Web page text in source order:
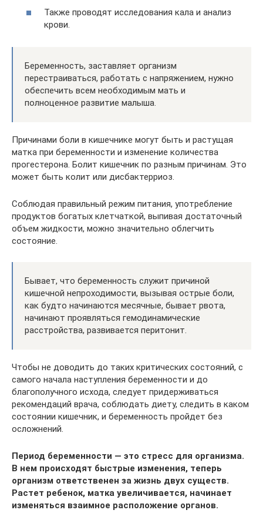
Также проводят исследования кала и анализ
крови.
Беременность, заставляет организм
перестраиваться, работать с напряжением, нужно
обеспечить всем необходимым мать и
полноценное развитие малыша.
Причинами боли в кишечнике могут быть и растущая
матка при беременности и изменение количества
прогестерона. Болит кишечник по разным причинам. Это
может быть колит или дисбактерриоз.
Соблюдая правильный режим питания, употребление
продуктов богатых клетчаткой, выпивая достаточный
объем жидкости, можно значительно облегчить
состояние.
Бывает, что беременность служит причиной
кишечной непроходимости, вызывая острые боли,
как будто начинаются месячные, бывает рвота,
начинают проявляться гемодинамические
расстройства, развивается перитонит.
Чтобы не доводить до таких критических состояний, с
самого начала наступления беременности и до
благополучного исхода, следует придерживаться
рекомендаций врача, соблюдать диету, следить в каком
состоянии кишечник, и беременность пройдет без
осложнений.
Период беременности — это стресс для организма.
В нем происходят быстрые изменения, теперь
организм ответственен за жизнь двух существ.
Растет ребенок, матка увеличивается, начинает
изменяться взаимное расположение органов.